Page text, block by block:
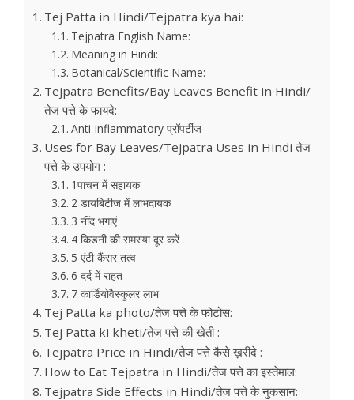
Tej Patta in Hindi/Tejpatra kya hai:
Tejpatra English Name:
Meaning in Hindi:
Botanical/Scientific Name:
Tejpatra Benefits/Bay Leaves Benefit in Hindi/
तेज पत्ते के फायदे:
Anti-inflammatory प्रॉपर्टीज
Uses for Bay Leaves/Tejpatra Uses in Hindi तेज
पत्ते के उपयोग :
1पाचन में सहायक
2 डायबिटीज में लाभदायक
3 नींद भगाएं
4 किडनी की समस्या दूर करें
5 एंटी कैंसर तत्व
6 दर्द में राहत
7 कार्डियोवैस्कुलर लाभ
Tej Patta ka photo/तेज पत्ते के फोटोस:
Tej Patta ki kheti/तेज पत्ते की खेती :
Tejpatra Price in Hindi/तेज पत्ते कैसे ख़रीदे :
How to Eat Tejpatra in Hindi/तेज पत्ते का इस्तेमाल:
Tejpatra Side Effects in Hindi/तेज पत्ते के नुकसान: